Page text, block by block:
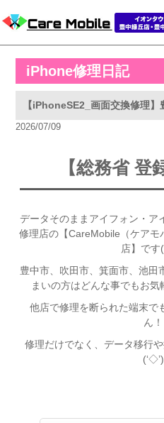
iPhone修理日記
【iPhoneSE2_画面交換修理
2026/07/09
【総務省 登
データそのままアイフォン・ア
修理店の【CareMobile（ケアモ
店】です
豊中市、吹田市、箕面市、池田
まいの方はどんな事でもお
他店で修理を断られた端末で
ん！
修理だけでなく、データ移行
(‘◇’)